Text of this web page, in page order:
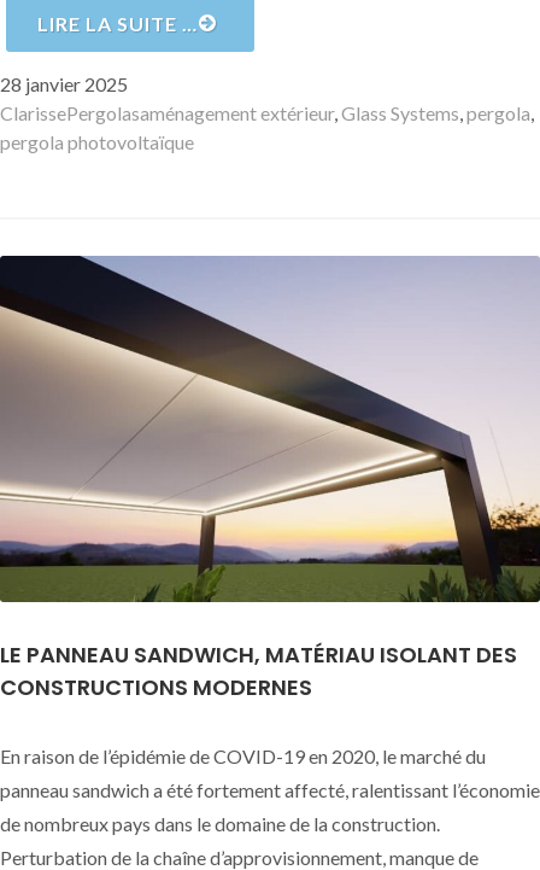
LIRE LA SUITE …
Publié
le
28 janvier 2025
Auteur
ClarisseCatégories
PergolasMots-
clés
aménagement extérieur,Glass Systems,pergola,
pergola photovoltaïque
LE PANNEAU SANDWICH, MATÉRIAU ISOLANT DES
CONSTRUCTIONS MODERNES
En raison de l’épidémie de COVID-19 en 2020, le marché du
panneau sandwich a été fortement affecté, ralentissant l’économie
de nombreux pays dans le domaine de la construction.
Perturbation de la chaîne d’approvisionnement, manque de